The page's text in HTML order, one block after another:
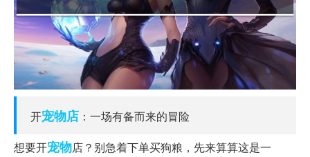
开宠物店 ：一场有备而来的冒险
想要开宠物店？别急着下单买狗粮，先来算算这是一